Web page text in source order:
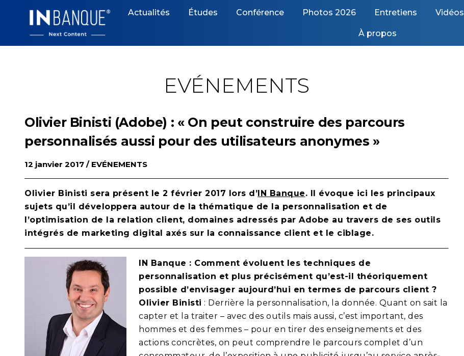
content
Actualités Études Conférence Photos 2026 Entretiens Vidéos
À propos
EVÉNEMENTS
Olivier Binisti (Adobe) : « On peut construire des parcours
personnalisés aussi pour des utilisateurs anonymes »
12 janvier 2017 / EVÉNEMENTS
Olivier Binisti sera présent le 2 février 2017 lors d’IN Banque. Il évoque ici les principaux
sujets qu’il développera autour de la thématique de la personnalisation et de
l’optimisation de la relation client, domaines adressés par Adobe au travers de ses outils
intégrés de marketing digital axés sur la connaissance client et le ciblage.
IN Banque : Comment évoluent les techniques de
personnalisation et plus précisément qu’est-il théoriquement
possible d’envisager aujourd’hui en termes de parcours client ?
Olivier Binisti : Derrière la personnalisation, la donnée. Quant on sait la
capter et la traiter – avec des outils mais aussi, c’est important, des
hommes et des femmes – pour en tirer des enseignements et des
actions concrètes, on peut comprendre le parcours complet d’un